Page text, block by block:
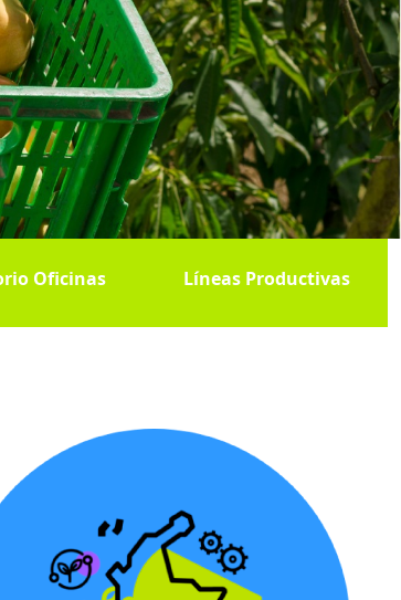
Oficinas Líneas Productivas